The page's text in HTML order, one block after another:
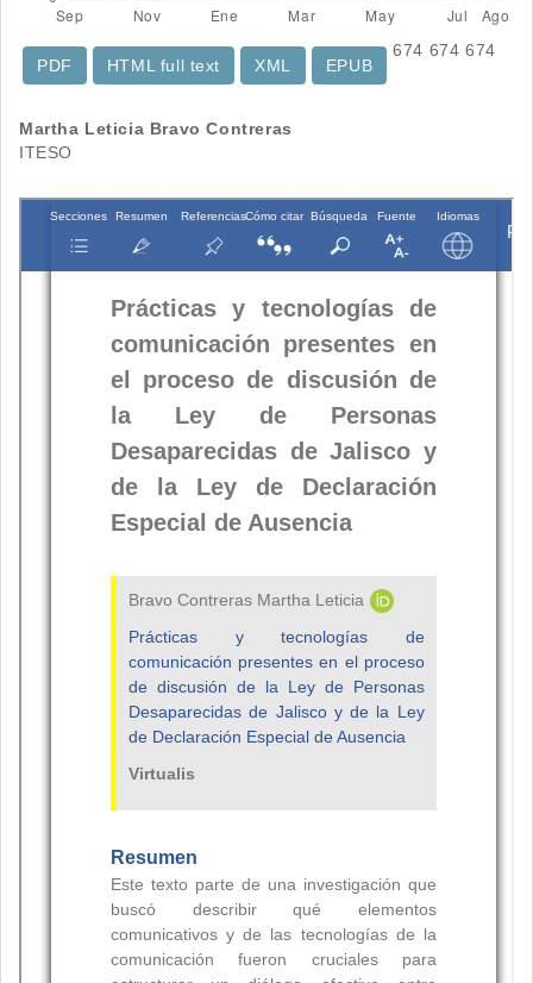
674
PDF
674
HTML full text
XML
674
EPUB
Contenido
del
artículo
Martha Leticia Bravo Contreras
ITESO